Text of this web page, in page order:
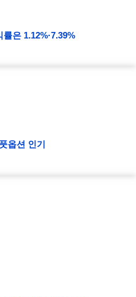
은 1.12%·7.39%
옵션 인기